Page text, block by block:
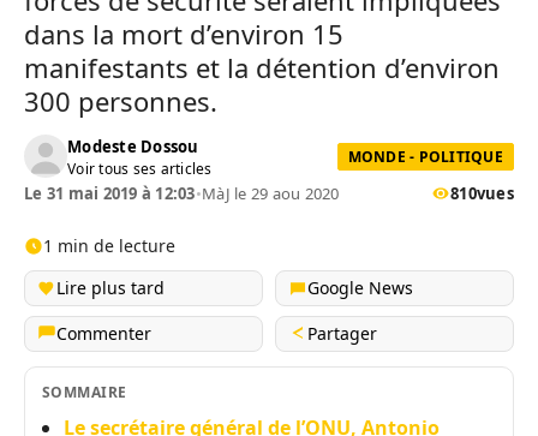
dans la mort d’environ 15
manifestants et la détention d’environ
300 personnes.
Modeste Dossou
Voir tous ses articles
MONDE - POLITIQUE
Le 31 mai 2019 à 12:03•MàJ le 29 aou 2020 810vues
1 min de lecture
Lire plus tard
Google News
Commenter
Partager
SOMMAIRE
Le secrétaire général de l’ONU, Antonio